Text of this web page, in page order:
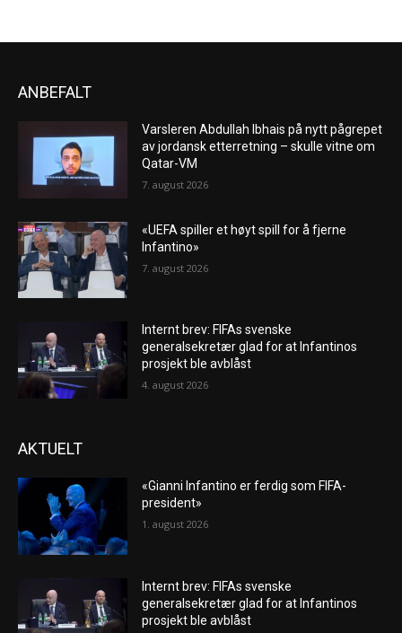
ANBEFALT
Varsleren Abdullah Ibhais på nytt pågrepet
av jordansk etterretning – skulle vitne om
Qatar-VM
7. august 2026
«UEFA spiller et høyt spill for å fjerne
Infantino»
7. august 2026
Internt brev: FIFAs svenske
generalsekretær glad for at Infantinos
prosjekt ble avblåst
4. august 2026
AKTUELT
«Gianni Infantino er ferdig som FIFA-
president»
1. august 2026
Internt brev: FIFAs svenske
generalsekretær glad for at Infantinos
prosjekt ble avblåst